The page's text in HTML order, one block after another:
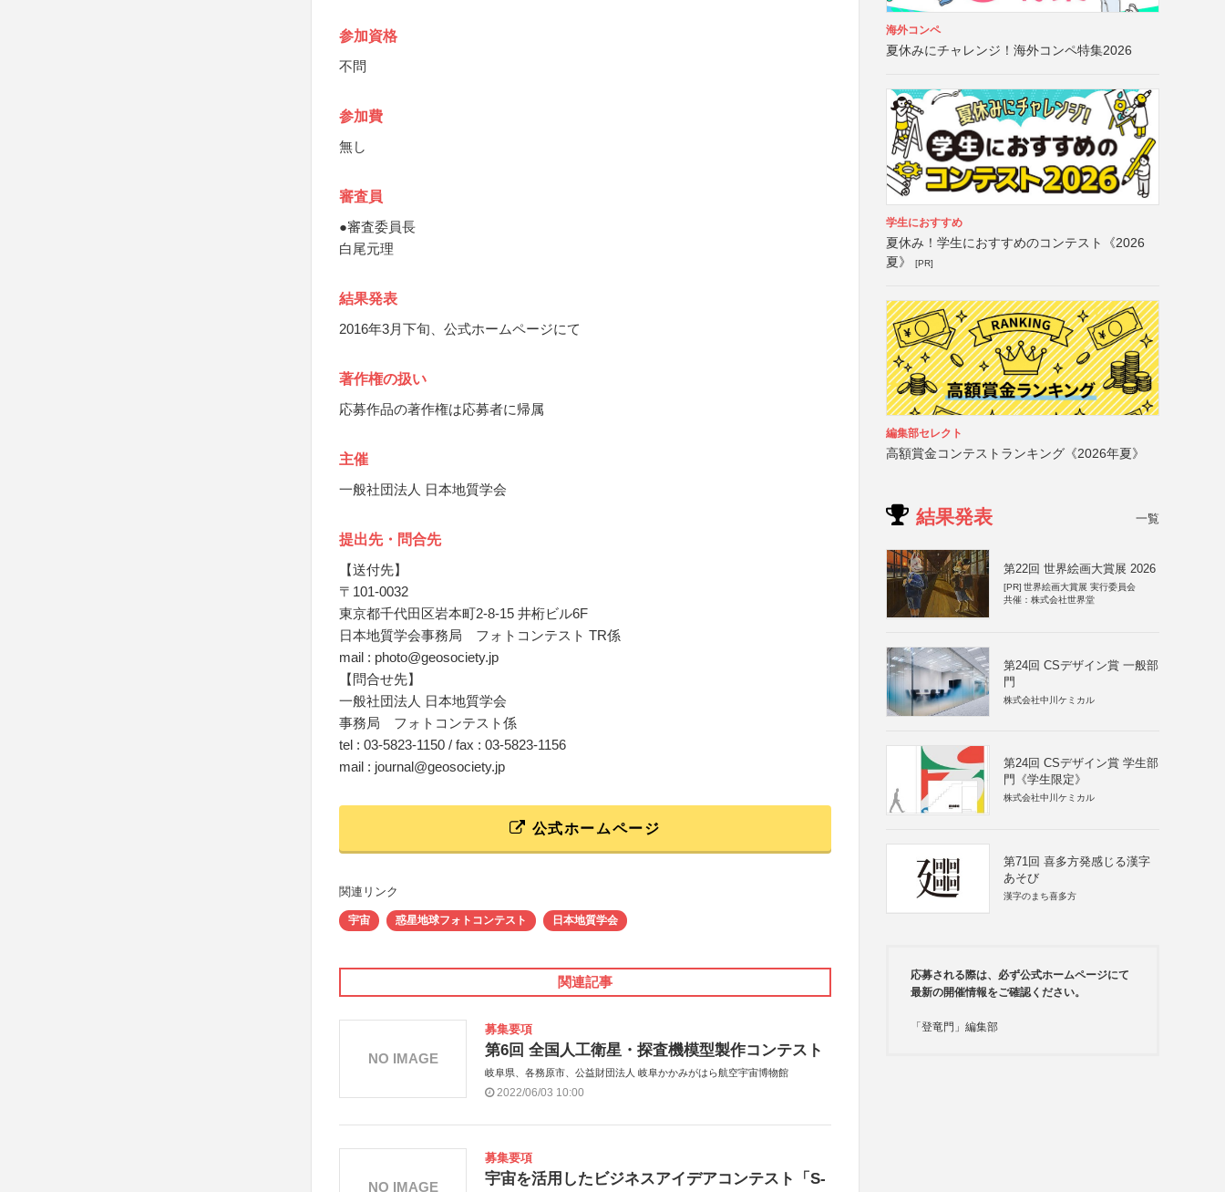
参加資格
不問
参加費
無し
審査員
●審査委員長
白尾元理
結果発表
2016年3月下旬、公式ホームページにて
著作権の扱い
応募作品の著作権は応募者に帰属
主催
一般社団法人 日本地質学会
提出先・問合先
【送付先】
〒101-0032
東京都千代田区岩本町2-8-15 井桁ビル6F
日本地質学会事務局 フォトコンテスト TR係
mail : photo@geosociety.jp
【問合せ先】
一般社団法人 日本地質学会
事務局 フォトコンテスト係
tel : 03-5823-1150 / fax : 03-5823-1156
mail : journal@geosociety.jp
公式ホームページ
関連リンク
宇宙 惑星地球フォトコンテスト 日本地質学会
関連記事
募集要項
第6回 全国人工衛星・探査機模型製作コンテスト
岐阜県、各務原市、公益財団法人 岐阜かかみがはら航空宇宙博物館
2022/06/03 10:00
NO IMAGE
募集要項
宇宙を活用したビジネスアイデアコンテスト「S-
NO IMAGE
海外コンペ
夏休みにチャレンジ！海外コンペ特集2026
学生におすすめ
夏休み！学生におすすめのコンテスト《2026
夏》
[PR]
編集部セレクト
高額賞金コンテストランキング《2026年夏》
結果発表 一覧
第22回 世界絵画大賞展 2026
[PR] 世界絵画大賞展 実行委員会
共催：株式会社世界堂
第24回 CSデザイン賞 一般部
門
株式会社中川ケミカル
第24回 CSデザイン賞 学生部
門《学生限定》
株式会社中川ケミカル
第71回 喜多方発感じる漢字
あそび
漢字のまち喜多方
応募される際は、必ず公式ホームページにて
最新の開催情報をご確認ください。
「登竜門」編集部